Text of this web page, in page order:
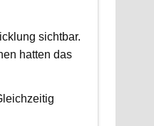
sichtbar.
hatten das